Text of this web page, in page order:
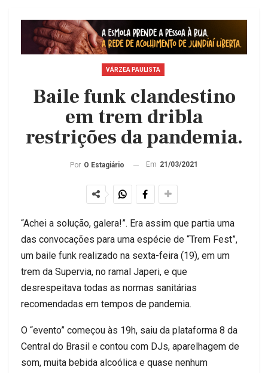
VÁRZEA PAULISTA
Baile funk clandestino
em trem dribla
restrições da pandemia.
Por O Estagiário Em 21/03/2021
“Achei a solução, galera!”. Era assim que partia uma
das convocações para uma espécie de “Trem Fest”,
um baile funk realizado na sexta-feira (19), em um
trem da Supervia, no ramal Japeri, e que
desrespeitava todas as normas sanitárias
recomendadas em tempos de pandemia.
O “evento” começou às 19h, saiu da plataforma 8 da
Central do Brasil e contou com DJs, aparelhagem de
som, muita bebida alcoólica e quase nenhum